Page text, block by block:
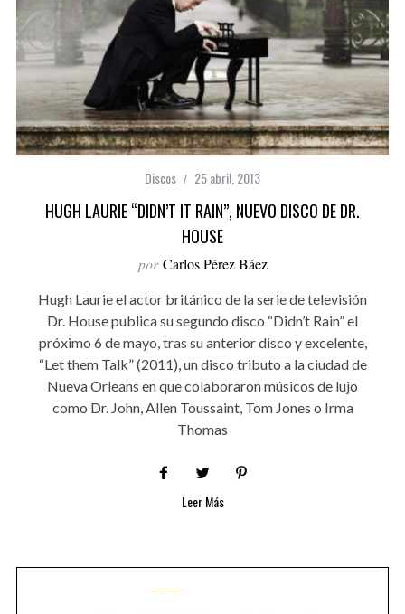
Discos 25 abril, 2013
HUGH LAURIE “DIDN’T IT RAIN”, NUEVO DISCO DE DR.
HOUSE
por Carlos Pérez Báez
Hugh Laurie el actor británico de la serie de televisión
Dr. House publica su segundo disco “Didn’t Rain” el
próximo 6 de mayo, tras su anterior disco y excelente,
“Let them Talk” (2011), un disco tributo a la ciudad de
Nueva Orleans en que colaboraron músicos de lujo
como Dr. John, Allen Toussaint, Tom Jones o Irma
Thomas
Leer Más